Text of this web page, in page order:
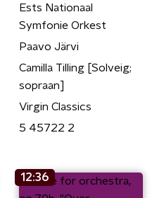
Ests Nationaal
Symfonie Orkest
Paavo Järvi
Camilla Tilling [Solveig;
sopraan]
Virgin Classics
5 45722 2
12:36